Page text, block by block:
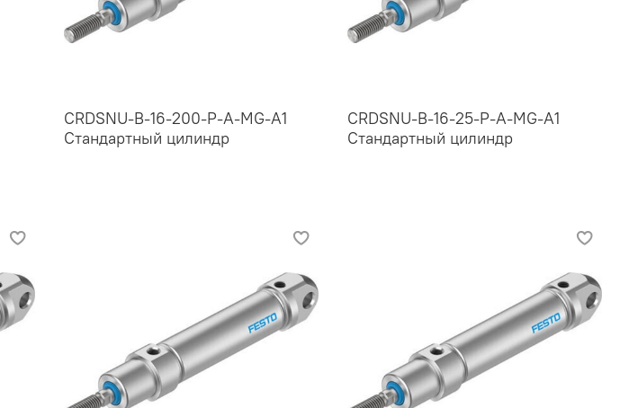
CRDSNU-B-16-200-P-A-MG-A1
Стандартный цилиндр
CRDSNU-B-16-25-P-A-MG-A1
Стандартный цилиндр